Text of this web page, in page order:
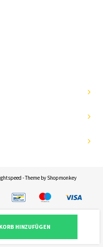
HINZUFÜGEN
- Theme by Shopmonkey